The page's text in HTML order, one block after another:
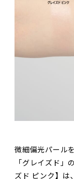
微細偏光パール
「グレイズド」
ズド ピンク】は